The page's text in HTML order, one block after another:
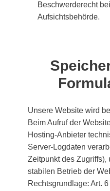
Beschwerderecht
Aufsichtsbehörde.
Unsere Website wird
Beim Aufruf der
Hosting-Anbieter
Server-Logdaten
Zeitpunkt des Zugriffs),
stabilen Betrieb der
Rechtsgrundlage: Art.